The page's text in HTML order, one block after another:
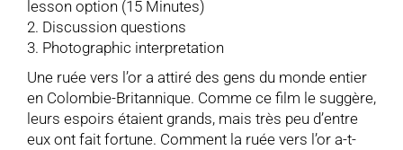
lesson option (15 Minutes)
2. Discussion questions
3. Photographic interpretation
Une ruée vers l’or a attiré des gens du monde entier
en Colombie-Britannique. Comme ce film le suggère,
leurs espoirs étaient grands, mais très peu d’entre
eux ont fait fortune. Comment la ruée vers l’or a-t-